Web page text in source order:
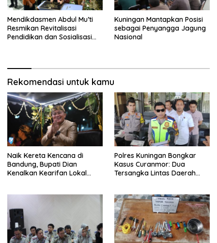
Mendikdasmen Abdul Mu’ti
Resmikan Revitalisasi
Pendidikan dan Sosialisasi
Kuningan Mantapkan Posisi
sebagai Penyangga Jagung
Nasional
Rekomendasi untuk kamu
Naik Kereta Kencana di
Bandung, Bupati Dian
Kenalkan Kearifan Lokal
Polres Kuningan Bongkar
Kasus Curanmor: Dua
Tersangka Lintas Daerah